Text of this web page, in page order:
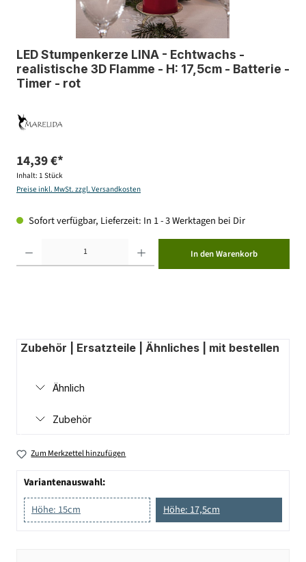
LED Stumpenkerze LINA - Echtwachs -
realistische 3D Flamme - H: 17,5cm - Batterie -
Timer - rot
14,39 €*
Inhalt: 1 Stück
Preise inkl. MwSt. zzgl. Versandkosten
Sofort verfügbar, Lieferzeit: In 1 - 3 Werktagen bei Dir
In den Warenkorb
Zubehör | Ersatzteile | Ähnliches | mit bestellen
Ähnlich
Zubehör
Zum Merkzettel hinzufügen
Variantenauswahl:
Höhe: 15cm
Höhe: 17,5cm